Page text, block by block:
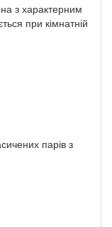
з характерним
при кімнатній
парів з